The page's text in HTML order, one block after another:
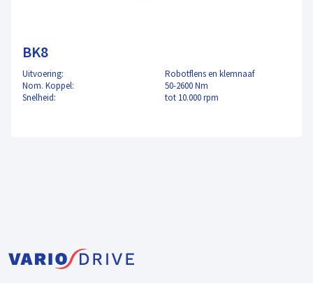
BK8
Uitvoering:
Robotflens en klemnaaf
Nom. Koppel:
50-2600 Nm
Snelheid:
tot 10.000 rpm